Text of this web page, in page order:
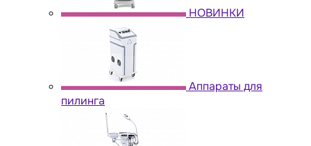
НОВИНКИ
Аппараты для
пилинга